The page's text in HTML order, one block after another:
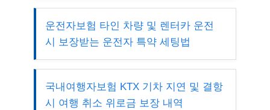
운전자보험 타인 차량 및 렌터카 운전
시 보장받는 운전자 특약 세팅법
국내여행자보험 KTX 기차 지연 및 결항
시 여행 취소 위로금 보장 내역